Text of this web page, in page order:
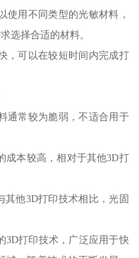
使用不同类型的光敏材料，
选择合适的材料。
，可以在较短时间内完成打
通常较为脆弱，不适合用于
成本较高，相对于其他3D打
他3D打印技术相比，光固
3D打印技术，广泛应用于快